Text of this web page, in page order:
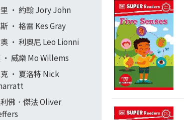
‧ 約翰 Jory John
‧ 格雷 Kes Gray
‧ 利奧尼 Leo Lionni
‧ 威樂 Mo Willems
‧ 夏洛特 Nick
佛．傑法 Oliver